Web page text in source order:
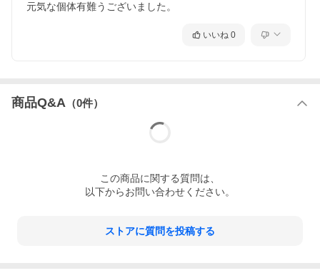
元気な個体有難うございました。
いいね 0
商品Q&A （0件）
この商品に関する質問は、
以下からお問い合わせください。
ストアに質問を投稿する